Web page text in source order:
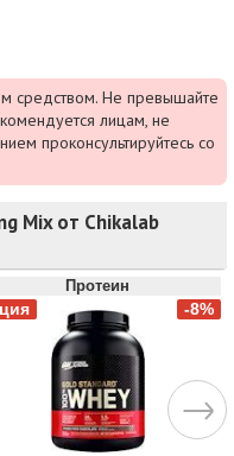
средством. Не превышайте
лицам, не
проконсультируйтесь со
Mix от Chikalab
Протеин